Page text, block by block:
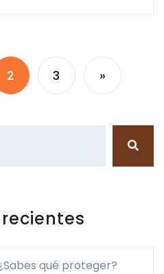
2 3 »
qué proteger?